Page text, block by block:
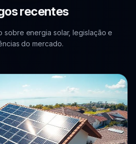
recentes
sobre energia solar, legislação e
do mercado.